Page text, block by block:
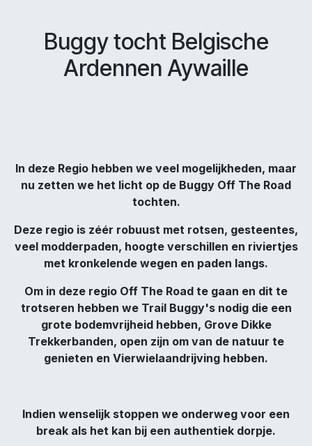
Buggy tocht Belgische
Ardennen Aywaille
In deze Regio hebben we veel mogelijkheden, maar
nu zetten we het licht op de Buggy Off The Road
tochten.
Deze regio is zéér robuust met rotsen, gesteentes,
veel modderpaden, hoogte verschillen en riviertjes
met kronkelende wegen en paden langs.
Om in deze regio Off The Road te gaan en dit te
trotseren hebben we Trail Buggy's nodig die een
grote bodemvrijheid hebben, Grove Dikke
Trekkerbanden, open zijn om van de natuur te
genieten en Vierwielaandrijving hebben.
Indien wenselijk stoppen we onderweg voor een
break als het kan bij een authentiek dorpje.